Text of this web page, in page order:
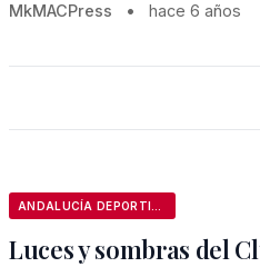
MkMACPress • hace 6 años
Luces y sombras del